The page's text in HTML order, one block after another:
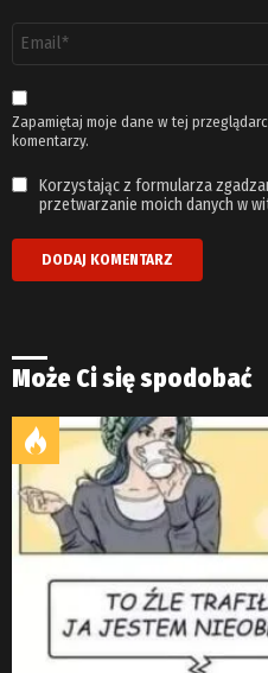
email
*
Zapamiętaj moje dane w tej
komentarzy.
Korzystając z formularza
przetwarzanie moich danych w
Może Ci się spodobać